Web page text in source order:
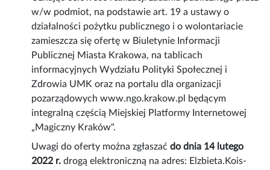
w/w podmiot, na podstawie art. 19 a ustawy o
działalności pożytku publicznego i o wolontariacie
zamieszcza się ofertę w Biuletynie Informacji
Publicznej Miasta Krakowa, na tablicach
informacyjnych Wydziału Polityki Społecznej i
Zdrowia UMK oraz na portalu dla organizacji
pozarządowych www.ngo.krakow.pl będącym
integralną częścią Miejskiej Platformy Internetowej
„Magiczny Kraków".
Uwagi do oferty można zgłaszaćdo dnia 14 lutego
2022 r.drogą elektroniczną na adres: Elzbieta.Kois-